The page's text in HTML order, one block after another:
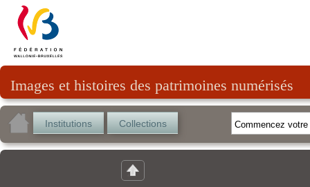
Images et histoires des patrimoines numérisés
Institutions Collections